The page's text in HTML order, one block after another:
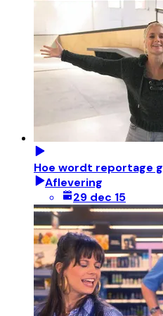
Hoe wordt reportage
Aflevering
29 dec 15